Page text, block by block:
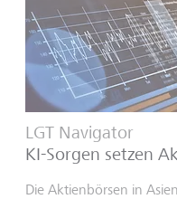
LGT Navigator
KI-Sorgen setzen
Die Aktienbörsen in